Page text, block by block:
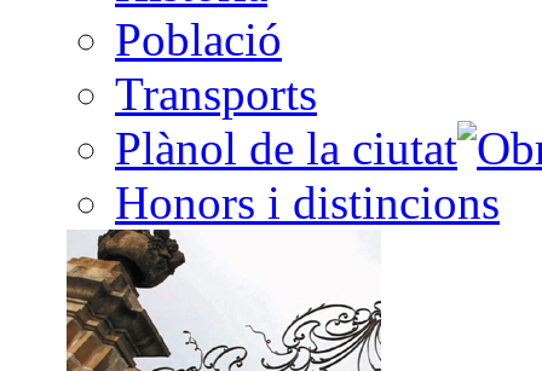
Població
Transports
Plànol de la ciutat
Honors i distincions